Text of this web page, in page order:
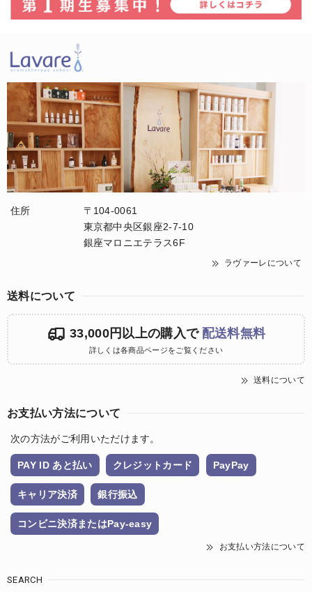
住所
〒104-0061
東京都中央区銀座2-7-10
銀座マロニエテラス6F
ラヴァーレについて
送料について
33,000円以上の購入で 配送料無料
詳しくは各商品ページをご覧ください
送料について
お支払い方法について
次の方法がご利用いただけます。
PAY ID あと払い クレジットカード PayPay
キャリア決済 銀行振込
コンビニ決済またはPay-easy
お支払い方法について
SEARCH